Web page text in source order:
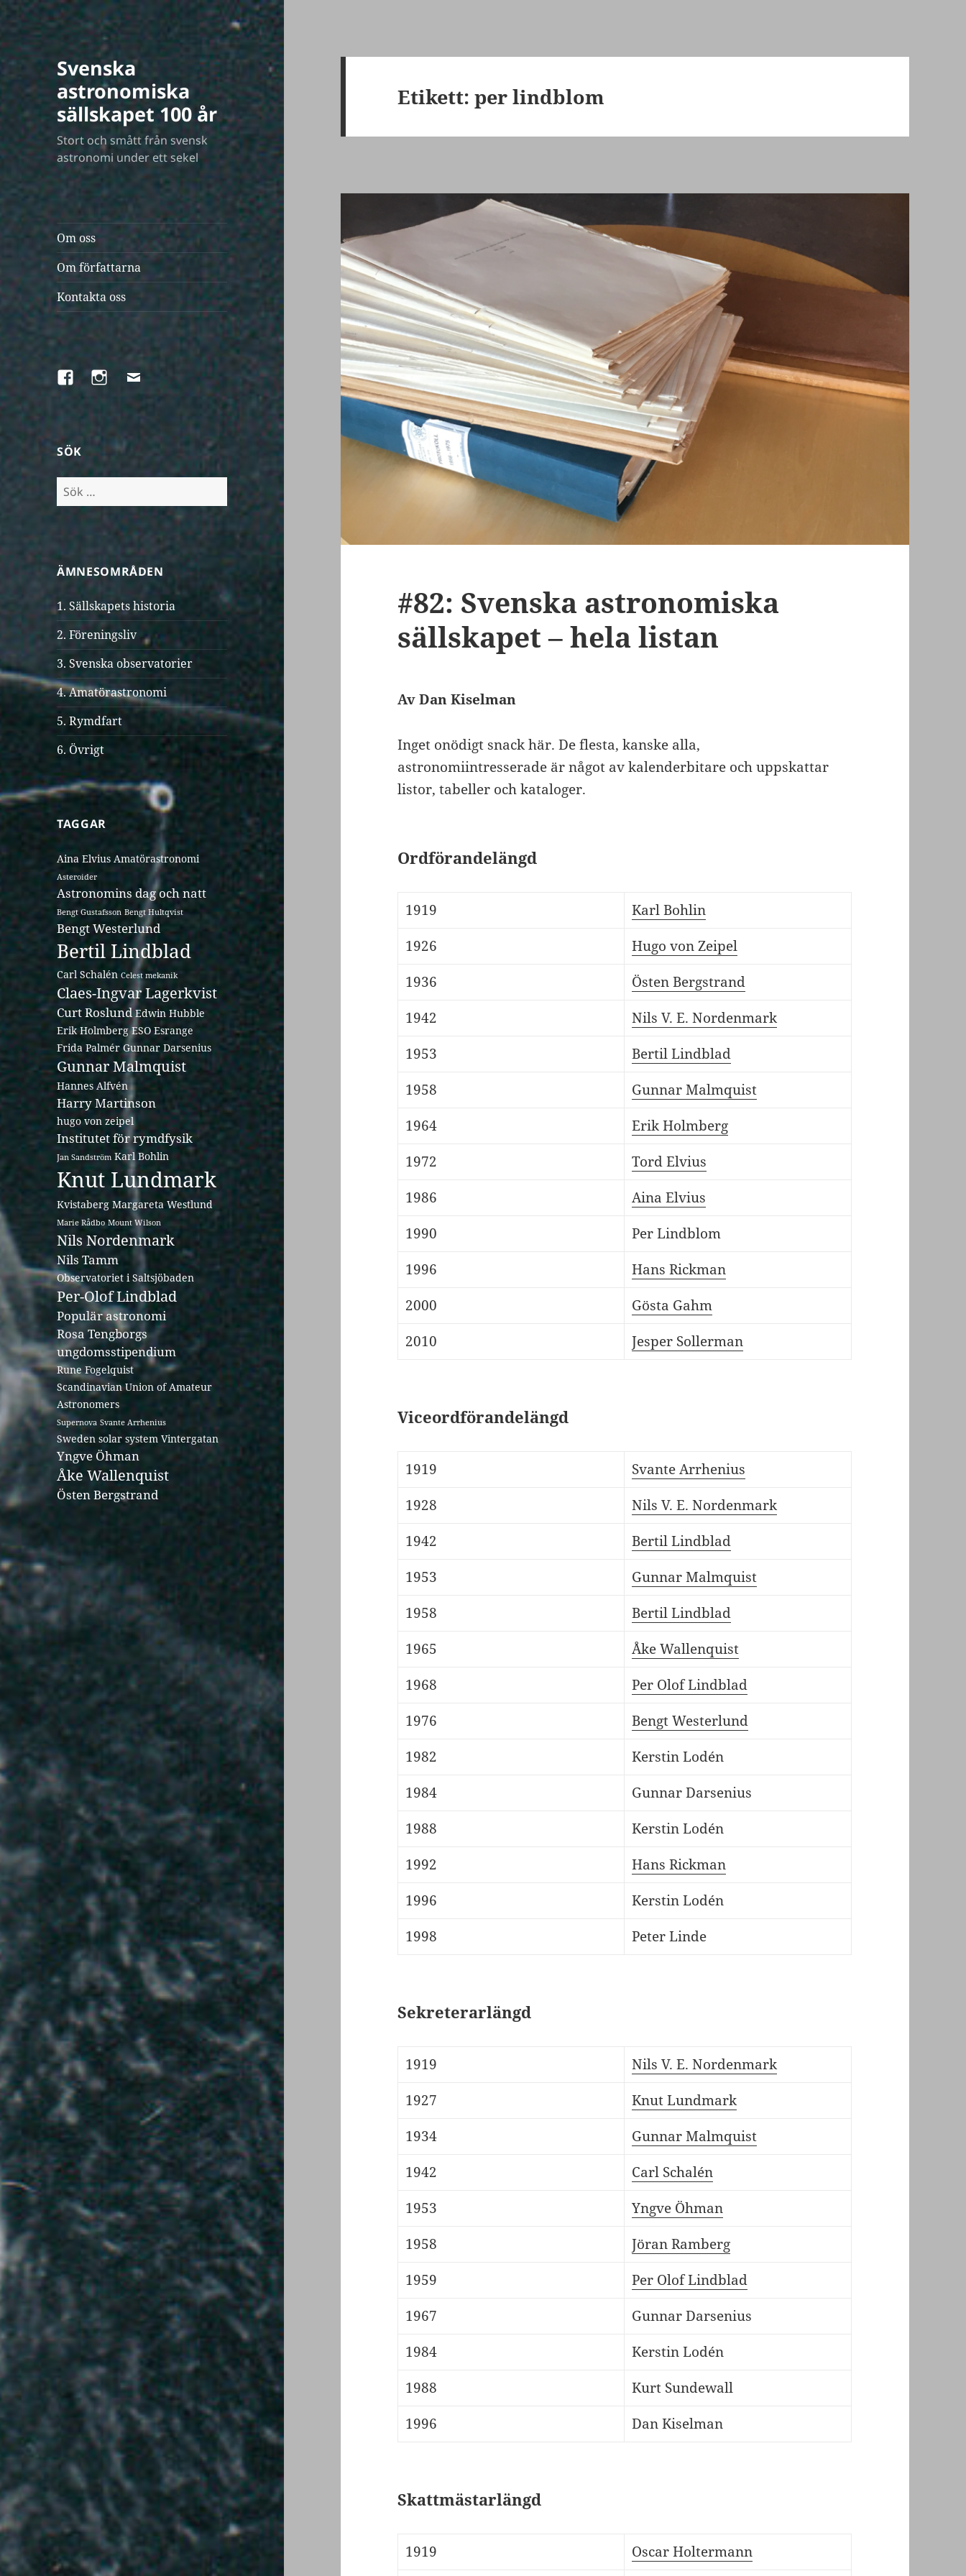
Svenska
astronomiska
sällskapet 100 år
Stort och smått från svensk
astronomi under ett sekel
Om oss
Om författarna
Kontakta oss
FacebookInstagram
E-
post
SÖK
Sök
efter:
ÄMNESOMRÅDEN
1. Sällskapets historia
2. Föreningsliv
3. Svenska observatorier
4. Amatörastronomi
5. Rymdfart
6. Övrigt
TAGGAR
Aina Elvius Amatörastronomi
Asteroider
Astronomins dag och natt
Bengt Gustafsson Bengt Hultqvist
Bengt Westerlund
Bertil Lindblad
Carl Schalén Celest mekanik
Claes-Ingvar Lagerkvist
Curt Roslund Edwin Hubble
Erik Holmberg ESO Esrange
Frida Palmér Gunnar Darsenius
Gunnar Malmquist
Hannes Alfvén
Harry Martinson
hugo von zeipel
Institutet för rymdfysik
Jan Sandström Karl Bohlin
Knut Lundmark
Kvistaberg Margareta Westlund
Marie Rådbo Mount Wilson
Nils Nordenmark
Nils Tamm
Observatoriet i Saltsjöbaden
Per-Olof Lindblad
Populär astronomi
Rosa Tengborgs
ungdomsstipendium
Rune Fogelquist
Scandinavian Union of Amateur
Astronomers
Supernova Svante Arrhenius
Sweden solar system Vintergatan
Yngve Öhman
Åke Wallenquist
Östen Bergstrand
Etikett:per lindblom
#82: Svenska astronomiska
sällskapet – hela listan
Av Dan Kiselman
Inget onödigt snack här. De flesta, kanske alla,
astronomiintresserade är något av kalenderbitare och uppskattar
listor, tabeller och kataloger.
Ordförandelängd
1919
Karl Bohlin
1926
Hugo von Zeipel
1936
Östen Bergstrand
1942
Nils V. E. Nordenmark
1953
Bertil Lindblad
1958
Gunnar Malmquist
1964
Erik Holmberg
1972
Tord Elvius
1986
Aina Elvius
1990
Per Lindblom
1996
Hans Rickman
2000
Gösta Gahm
2010
Jesper Sollerman
Viceordförandelängd
1919
Svante Arrhenius
1928
Nils V. E. Nordenmark
1942
Bertil Lindblad
1953
Gunnar Malmquist
1958
Bertil Lindblad
1965
Åke Wallenquist
1968
Per Olof Lindblad
1976
Bengt Westerlund
1982
Kerstin Lodén
1984
Gunnar Darsenius
1988
Kerstin Lodén
1992
Hans Rickman
1996
Kerstin Lodén
1998
Peter Linde
Sekreterarlängd
1919
Nils V. E. Nordenmark
1927
Knut Lundmark
1934
Gunnar Malmquist
1942
Carl Schalén
1953
Yngve Öhman
1958
Jöran Ramberg
1959
Per Olof Lindblad
1967
Gunnar Darsenius
1984
Kerstin Lodén
1988
Kurt Sundewall
1996
Dan Kiselman
Skattmästarlängd
1919 Oscar Holtermann